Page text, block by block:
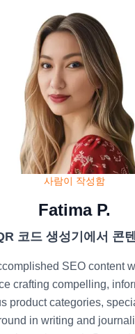
사람이 작성함
Fatima P.
코드 생성기에서 콘
SEO content
crafting compelling,
product categories,
in writing and